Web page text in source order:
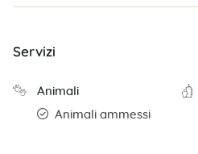
Servizi
Animali
Animali ammessi